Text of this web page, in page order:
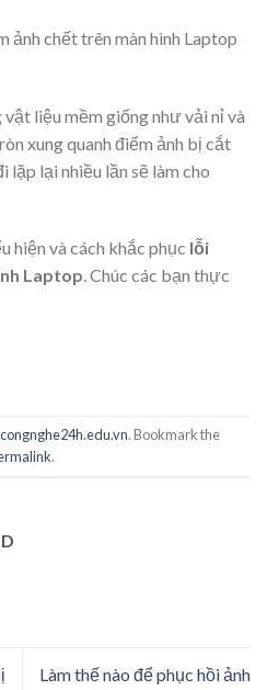
ảnh chết trên màn hình Laptop
liệu mềm giống như vải nỉ và
xung quanh điểm ảnh bị cắt
lặp lại nhiều lần sẽ làm cho
hiện và cách khắc phục lỗi
Laptop. Chúc các bạn thực
. Bookmark the
.
Làm thế nào để phục hồi ảnh